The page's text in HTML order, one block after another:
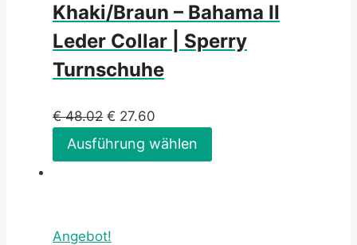
Khaki/Braun – Bahama II
Leder Collar | Sperry
Turnschuhe
€48.02 € 27.60
Ausführung wählen
Angebot!